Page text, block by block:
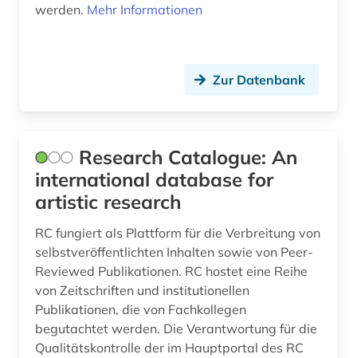
werden. Mehr Informationen
Zur Datenbank
Research Catalogue: An
international database for
artistic research
RC fungiert als Plattform für die Verbreitung von
selbstveröffentlichten Inhalten sowie von Peer-
Reviewed Publikationen. RC hostet eine Reihe
von Zeitschriften und institutionellen
Publikationen, die von Fachkollegen
begutachtet werden. Die Verantwortung für die
Qualitätskontrolle der im Hauptportal des RC